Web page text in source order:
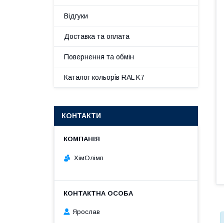
Відгуки
Доставка та оплата
Повернення та обмін
Каталог кольорів RAL K7
КОНТАКТИ
ХімОлімп
Ярослав